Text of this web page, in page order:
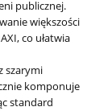
publicznej.
większości
co ułatwia
szarymi
komponuje
standard